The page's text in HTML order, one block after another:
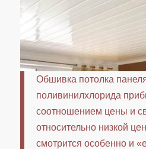
Обшивка потолка
поливинилхлорида
соотношением цены и
относительно низкой
смотрится особенно и